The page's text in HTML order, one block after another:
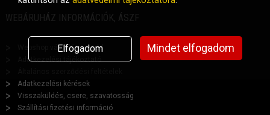
WEBÁRUHÁZ INFORMÁCIÓK, ÁSZF
Webshop vásárlási segéd
Adatkezelési tájékoztató
Adatkezelési kérések
Visszaküldés, csere, szavatosság
Szállítási fizetési információ
Elfogadom Mindet elfogadom